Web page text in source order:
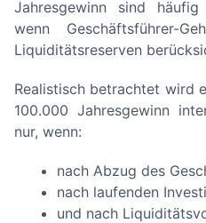
Jahresgewinn sind
wenn Geschäftsführer-
Liquiditätsreserven
Realistisch betrachtet wird
100.000 Jahresgewinn
nur, wenn:
nach Abzug des
nach laufenden
und nach